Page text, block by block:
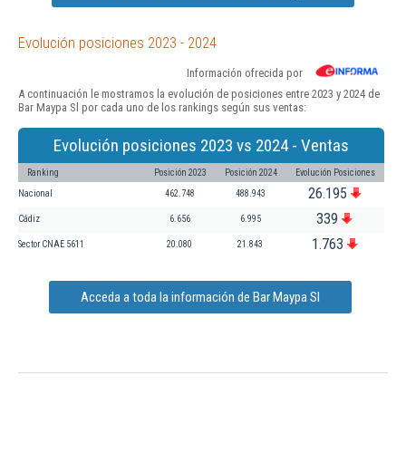
Evolución posiciones 2023 - 2024
Información ofrecida por
A continuación le mostramos la evolución de posiciones entre 2023 y 2024 de
Bar Maypa Sl por cada uno de los rankings según sus ventas:
Evolución posiciones 2023 vs 2024 - Ventas
Ranking Posición 2023 Posición 2024 Evolución Posiciones
Nacional 462.748 488.943 26.195
Cádiz 6.656 6.995 339
Sector CNAE 5611 20.080 21.843 1.763
Acceda a toda la información de Bar Maypa Sl